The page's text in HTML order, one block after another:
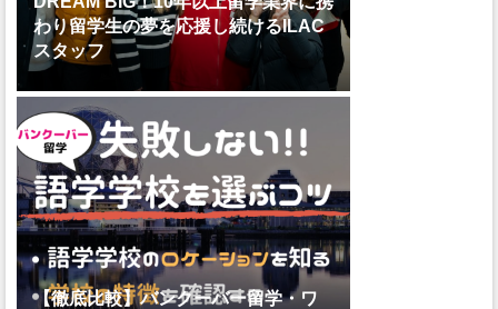
わり留学生の夢を応援し続けるILAC
スタッフ
【徹底比較】バンクーバー留学・ワ